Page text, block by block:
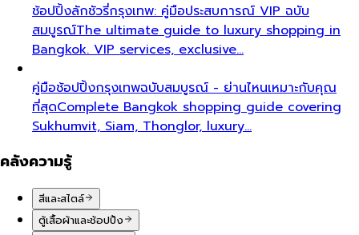
ช้อปปิ้งลักชัวรี่กรุงเทพ: คู่มือประสบการณ์ VIP ฉบับ
สมบูรณ์The ultimate guide to luxury shopping in
Bangkok. VIP services, exclusive…
คู่มือช้อปปิ้งกรุงเทพฉบับสมบูรณ์ - ย่านไหนเหมาะกับคุณ
ที่สุดComplete Bangkok shopping guide covering
Sukhumvit, Siam, Thonglor, luxury…
คลังความรู้
สีและสไตล์
ตู้เสื้อผ้าและช้อปปิ้ง